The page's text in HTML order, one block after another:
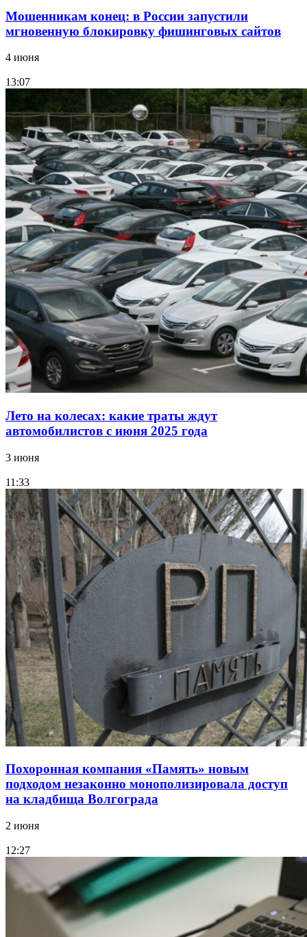
Мошенникам конец: в России запустили
мгновенную блокировку фишинговых сайтов
4 июня
13:07
Лето на колесах: какие траты ждут
автомобилистов с июня 2025 года
3 июня
11:33
Похоронная компания «Память» новым
подходом незаконно монополизировала доступ
на кладбища Волгограда
2 июня
12:27